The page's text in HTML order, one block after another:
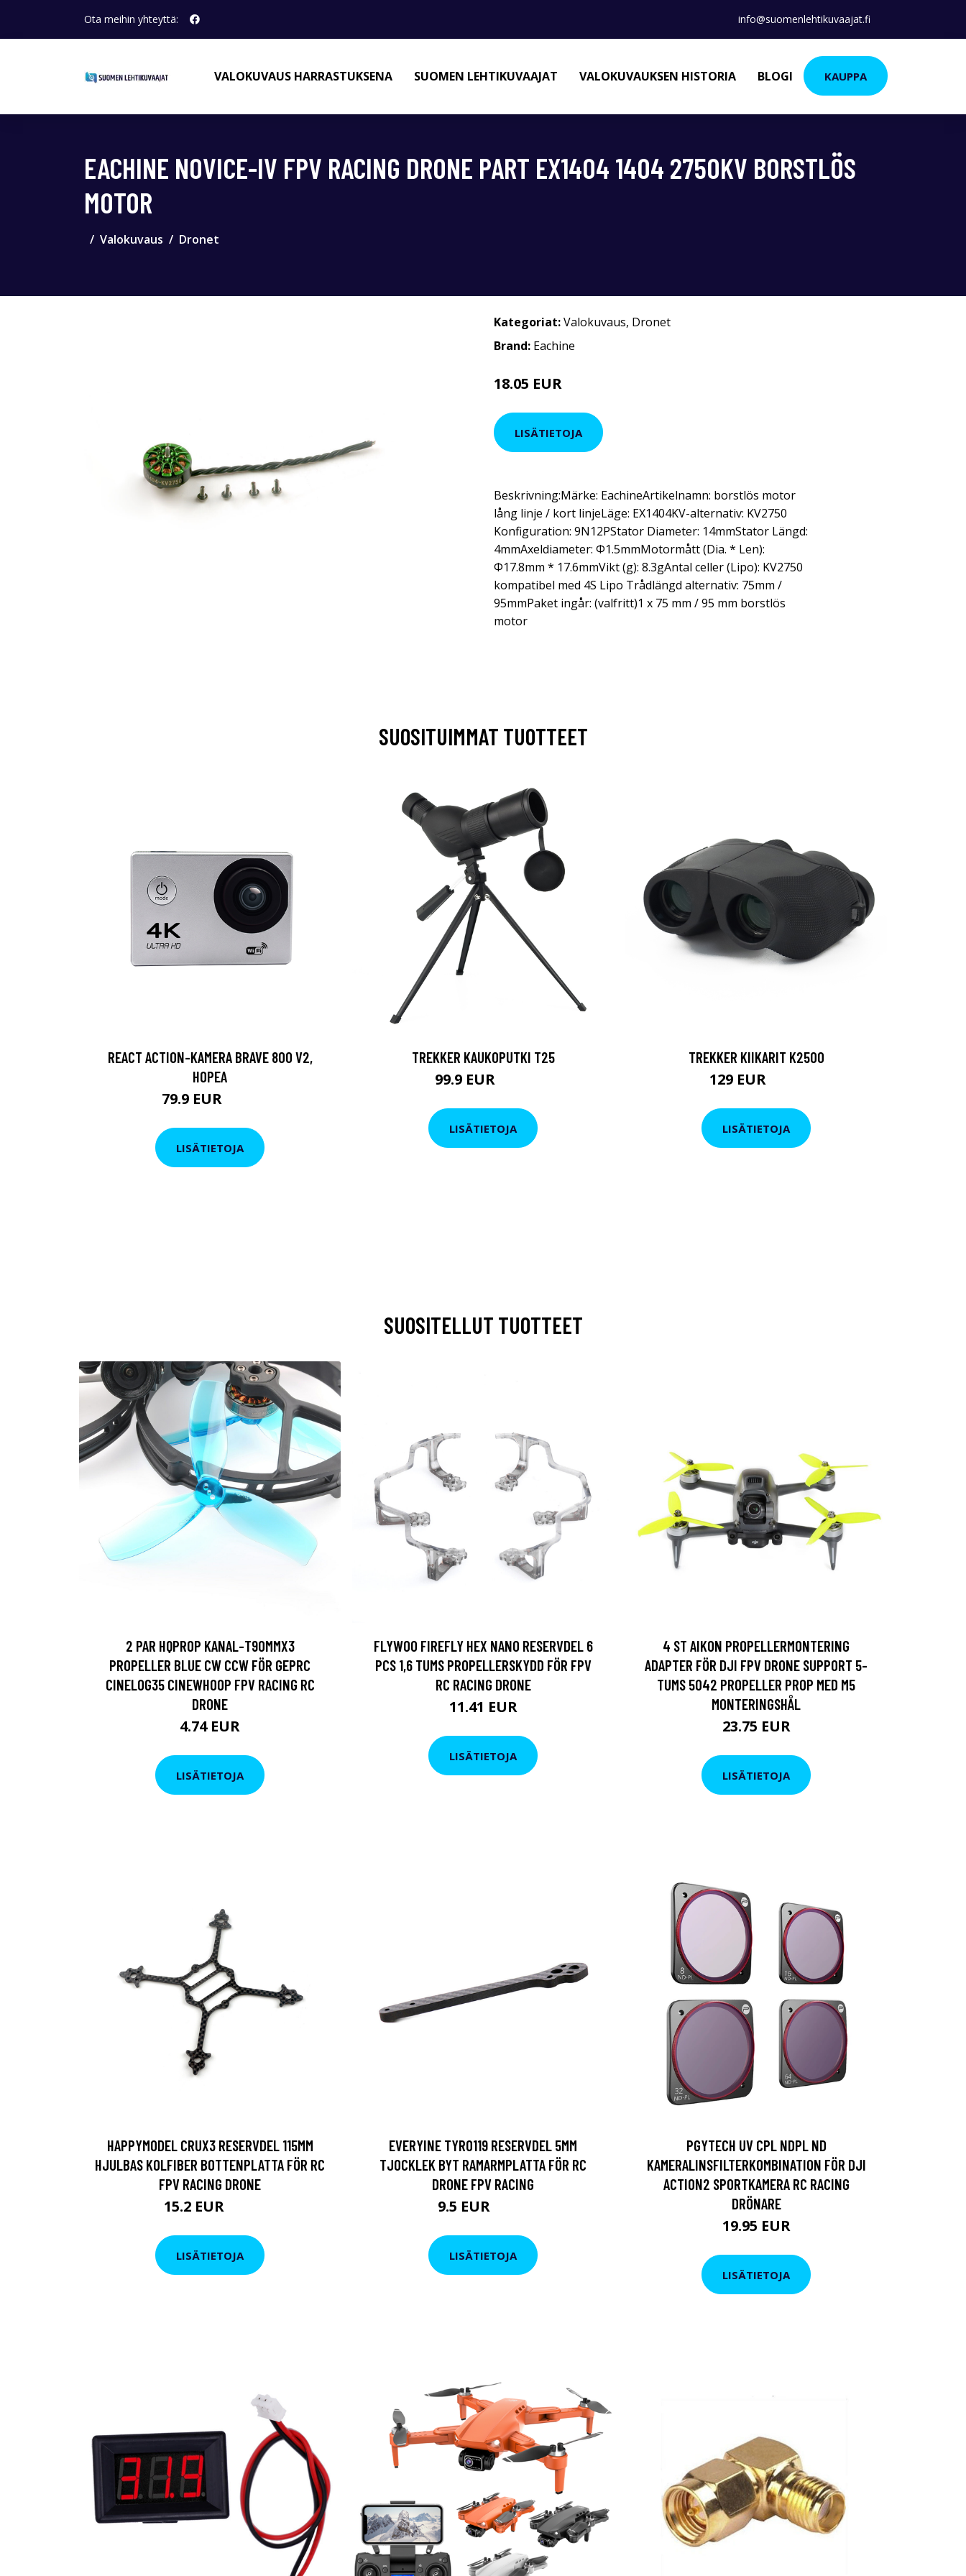
Ota meihin yhteyttä: info@suomenlehtikuvaajat.fi
VALOKUVAUS HARRASTUKSENA SUOMEN LEHTIKUVAAJAT VALOKUVAUKSEN HISTORIA BLOGI KAUPPA
EACHINE NOVICE-IV FPV RACING DRONE PART EX1404 1404 2750KV BORSTLÖS
MOTOR
Valokuvaus Dronet
Kategoriat:Valokuvaus, Dronet
Brand: Eachine
18.05 EUR
LISÄTIETOJA
Beskrivning:Märke: EachineArtikelnamn: borstlös motor
lång linje / kort linjeLäge: EX1404KV-alternativ: KV2750
Konfiguration: 9N12PStator Diameter: 14mmStator Längd:
4mmAxeldiameter: Φ1.5mmMotormått (Dia. * Len):
Φ17.8mm * 17.6mmVikt (g): 8.3gAntal celler (Lipo): KV2750
kompatibel med 4S Lipo Trådlängd alternativ: 75mm /
95mmPaket ingår: (valfritt)1 x 75 mm / 95 mm borstlös
motor
SUOSITUIMMAT TUOTTEET
REACT ACTION-KAMERA BRAVE 800 V2,
HOPEA
79.9 EUR
LISÄTIETOJA
TREKKER KAUKOPUTKI T25
99.9 EUR
LISÄTIETOJA
TREKKER KIIKARIT K2500
129 EUR
LISÄTIETOJA
SUOSITELLUT TUOTTEET
2 PAR HQPROP KANAL-T90MMX3
PROPELLER BLUE CW CCW FÖR GEPRC
CINELOG35 CINEWHOOP FPV RACING RC
DRONE
4.74 EUR
LISÄTIETOJA
FLYWOO FIREFLY HEX NANO RESERVDEL 6
PCS 1,6 TUMS PROPELLERSKYDD FÖR FPV
RC RACING DRONE
11.41 EUR
LISÄTIETOJA
4 ST AIKON PROPELLERMONTERING
ADAPTER FÖR DJI FPV DRONE SUPPORT 5-
TUMS 5042 PROPELLER PROP MED M5
MONTERINGSHÅL
23.75 EUR
LISÄTIETOJA
HAPPYMODEL CRUX3 RESERVDEL 115MM
HJULBAS KOLFIBER BOTTENPLATTA FÖR RC
FPV RACING DRONE
15.2 EUR
LISÄTIETOJA
EVERYINE TYRO119 RESERVDEL 5MM
TJOCKLEK BYT RAMARMPLATTA FÖR RC
DRONE FPV RACING
9.5 EUR
LISÄTIETOJA
PGYTECH UV CPL NDPL ND
KAMERALINSFILTERKOMBINATION FÖR DJI
ACTION2 SPORTKAMERA RC RACING
DRÖNARE
19.95 EUR
LISÄTIETOJA